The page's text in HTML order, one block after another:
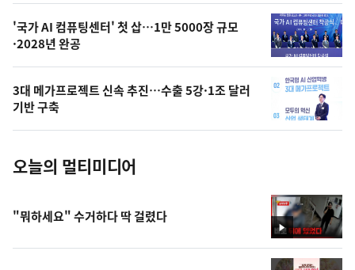
오
늘
의
사
진
'국가 AI 컴퓨팅센터' 첫 삽…1만 5000장 규모
·2028년 완공
3대 메가프로젝트 신속 추진…수출 5강·1조 달러
기반 구축
오늘의 멀티미디어
영
상
"뭐하세요" 수거하다 딱 걸렸다